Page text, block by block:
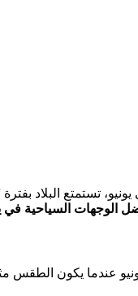
تستمتع البلاد
الوجهات السياحية في
عندما يكون الطقس